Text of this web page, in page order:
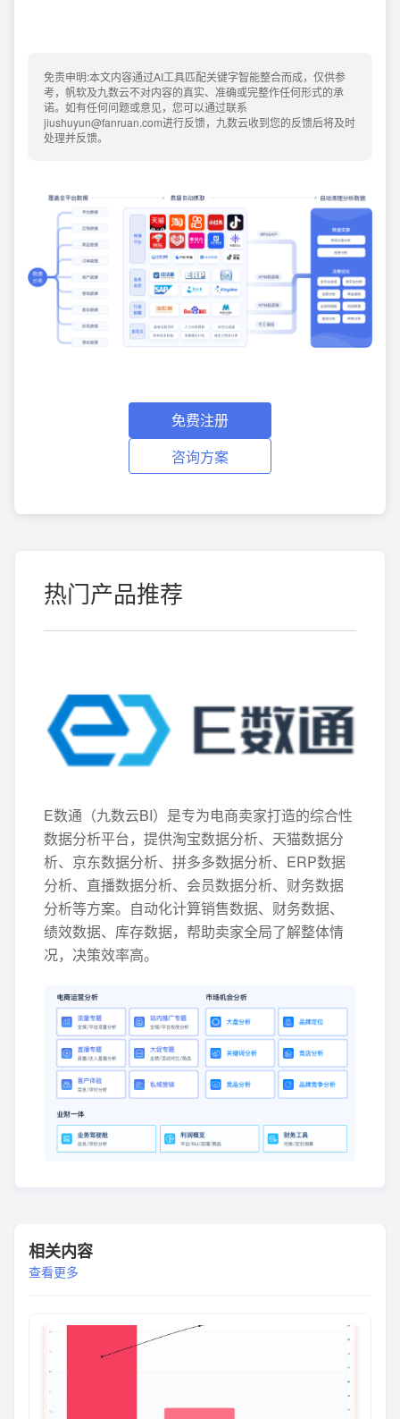
免责申明:本文内容通过AI工具匹配关键字智能整合而成，仅供参
考，帆软及九数云不对内容的真实、准确或完整作任何形式的承
诺。如有任何问题或意见，您可以通过联系
jiushuyun@fanruan.com进行反馈，九数云收到您的反馈后将及时
处理并反馈。
免费注册
咨询方案
热门产品推荐
E数通（九数云BI）是专为电商卖家打造的综合性
数据分析平台，提供淘宝数据分析、天猫数据分
析、京东数据分析、拼多多数据分析、ERP数据
分析、直播数据分析、会员数据分析、财务数据
分析等方案。自动化计算销售数据、财务数据、
绩效数据、库存数据，帮助卖家全局了解整体情
况，决策效率高。
相关内容
查看更多